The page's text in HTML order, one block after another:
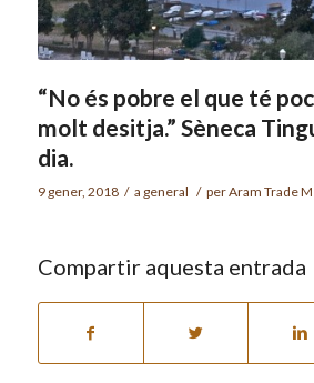
“No és pobre el que té
molt desitja.” Sèneca
dia.
9 gener, 2018 / a general / perAram Trade
Compartir aquesta entrada